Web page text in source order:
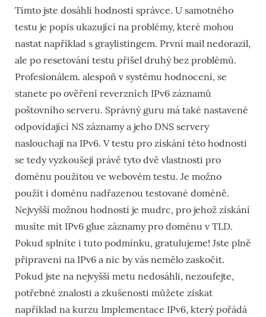
Tímto jste dosáhli hodnosti správce. U samotného
testu je popis ukazující na problémy, které mohou
nastat například s graylistingem. První mail nedorazil,
ale po resetování testu přišel druhý bez problémů.
Profesionálem. alespoň v systému hodnocení, se
stanete po ověření reverzních IPv6 záznamů
poštovního serveru. Správný guru má také nastavené
odpovídající NS záznamy a jeho DNS servery
naslouchají na IPv6. V testu pro získání této hodnosti
se tedy vyzkoušejí právě tyto dvě vlastnosti pro
doménu použitou ve webovém testu. Je možno
použít i doménu nadřazenou testované doméně.
Nejvyšší možnou hodností je mudrc, pro jehož získání
musíte mít IPv6 glue záznamy pro doménu v TLD.
Pokud splníte i tuto podmínku, gratulujeme! Jste plně
připraveni na IPv6 a nic by vás nemělo zaskočit.
Pokud jste na nejvyšší metu nedosáhli, nezoufejte,
potřebné znalosti a zkušenosti můžete získat
například na kurzu Implementace IPv6, který pořádá